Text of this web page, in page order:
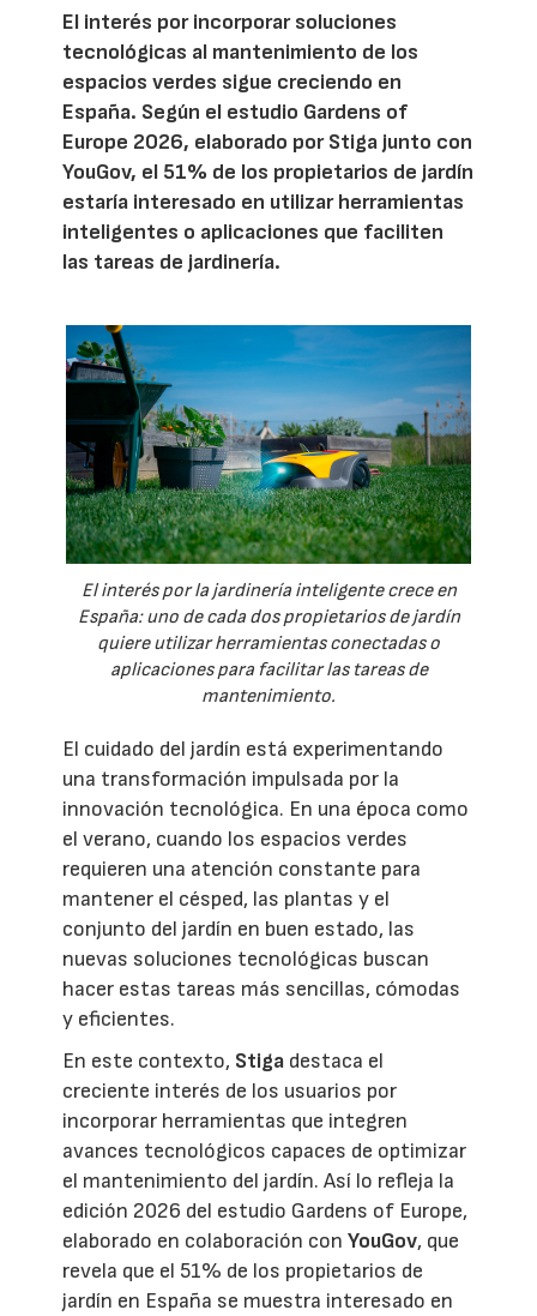
El interés por incorporar soluciones
tecnológicas al mantenimiento de los
espacios verdes sigue creciendo en
España. Según el estudio Gardens of
Europe 2026, elaborado por Stiga junto con
YouGov, el 51% de los propietarios de jardín
estaría interesado en utilizar herramientas
inteligentes o aplicaciones que faciliten
las tareas de jardinería.
El interés por la jardinería inteligente crece en
España: uno de cada dos propietarios de jardín
quiere utilizar herramientas conectadas o
aplicaciones para facilitar las tareas de
mantenimiento.
El cuidado del jardín está experimentando
una transformación impulsada por la
innovación tecnológica. En una época como
el verano, cuando los espacios verdes
requieren una atención constante para
mantener el césped, las plantas y el
conjunto del jardín en buen estado, las
nuevas soluciones tecnológicas buscan
hacer estas tareas más sencillas, cómodas
y eficientes.
En este contexto, Stiga destaca el
creciente interés de los usuarios por
incorporar herramientas que integren
avances tecnológicos capaces de optimizar
el mantenimiento del jardín. Así lo refleja la
edición 2026 del estudio Gardens of Europe,
elaborado en colaboración conYouGov, que
revela que el 51% de los propietarios de
jardín en España se muestra interesado en